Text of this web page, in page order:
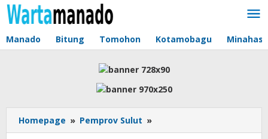
Lewati
ke
Manado Bitung Tomohon Kotamobagu Minahasa
Homepage » Pemprov Sulut »
Paripurna